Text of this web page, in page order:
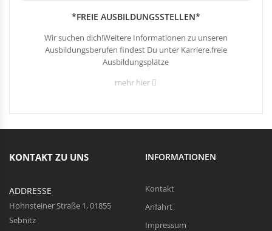
*FREIE AUSBILDUNGSSTELLEN*
Wir suchen dich!Weitere Informationen zu unseren
Ausbildungsberufen findest Du unter Karriere.freie
Ausbildungsplätze
mehr hier
KONTAKT ZU UNS
ADDRESSE
Hohnsteiner Straße 1, 01855
Sebnitz
INFORMATIONEN
Kontakt
Anfahrt
Impressum